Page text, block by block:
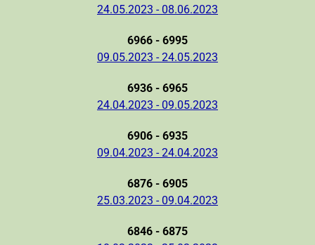
24.05.2023 - 08.06.2023
6966 - 6995
09.05.2023 - 24.05.2023
6936 - 6965
24.04.2023 - 09.05.2023
6906 - 6935
09.04.2023 - 24.04.2023
6876 - 6905
25.03.2023 - 09.04.2023
6846 - 6875